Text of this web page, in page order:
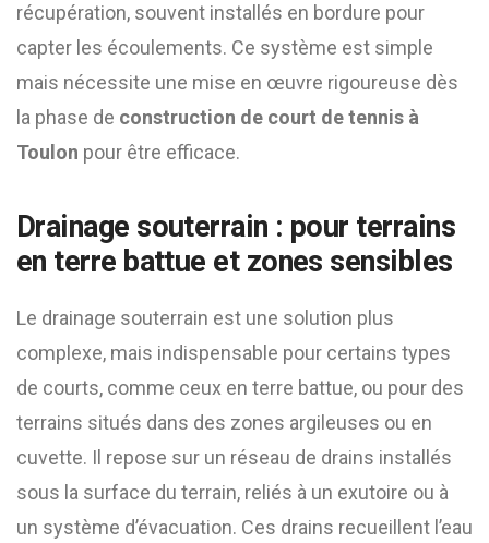
récupération, souvent installés en bordure pour
capter les écoulements. Ce système est simple
mais nécessite une mise en œuvre rigoureuse dès
la phase de construction de court de tennis à
Toulon pour être efficace.
Drainage souterrain : pour terrains
en terre battue et zones sensibles
Le drainage souterrain est une solution plus
complexe, mais indispensable pour certains types
de courts, comme ceux en terre battue, ou pour des
terrains situés dans des zones argileuses ou en
cuvette. Il repose sur un réseau de drains installés
sous la surface du terrain, reliés à un exutoire ou à
un système d’évacuation. Ces drains recueillent l’eau